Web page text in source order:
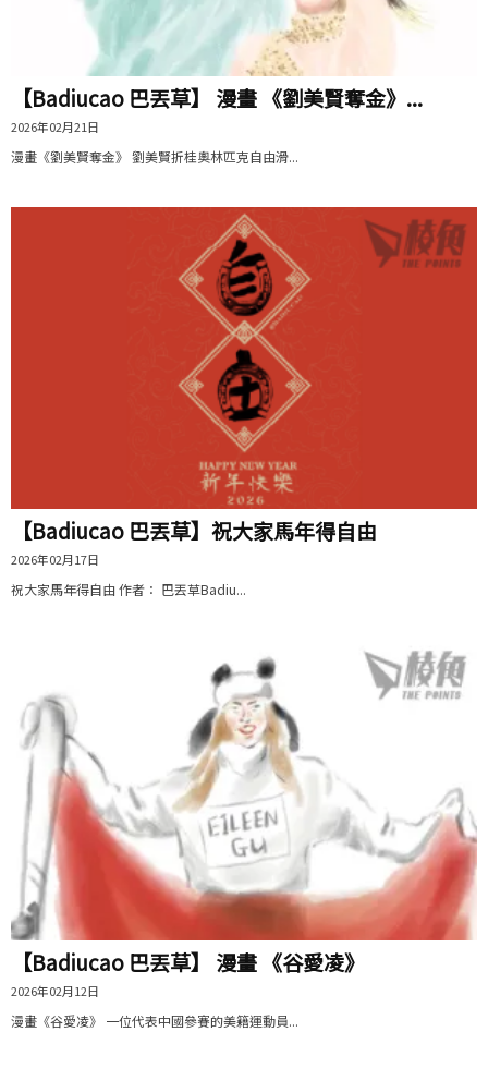
【Badiucao 巴丟草】 漫畫 《劉美賢奪金》...
2026年02月21日
漫畫《劉美賢奪金》 劉美賢折桂奧林匹克自由滑...
【Badiucao 巴丟草】祝大家馬年得自由
2026年02月17日
祝大家馬年得自由 作者： 巴丟草Badiu...
【Badiucao 巴丟草】 漫畫 《谷愛凌》
2026年02月12日
漫畫《谷愛凌》 一位代表中國參賽的美籍運動員...